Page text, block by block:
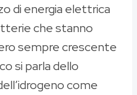
di energia elettrica
che stanno
sempre crescente
si parla dello
come